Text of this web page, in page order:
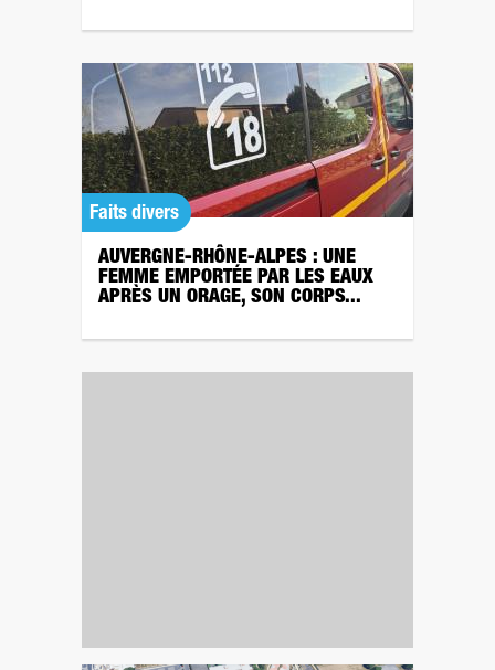
Faits divers
AUVERGNE-RHÔNE-ALPES : UNE
FEMME EMPORTÉE PAR LES EAUX
APRÈS UN ORAGE, SON CORPS...